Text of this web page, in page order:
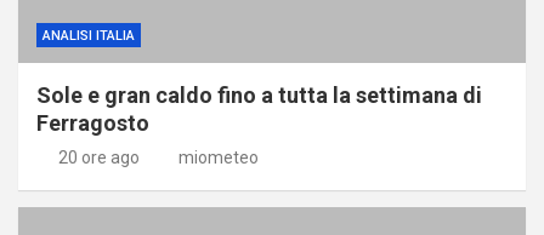
ANALISI ITALIA
Sole e gran caldo fino a tutta la settimana di
Ferragosto
20 ore ago miometeo